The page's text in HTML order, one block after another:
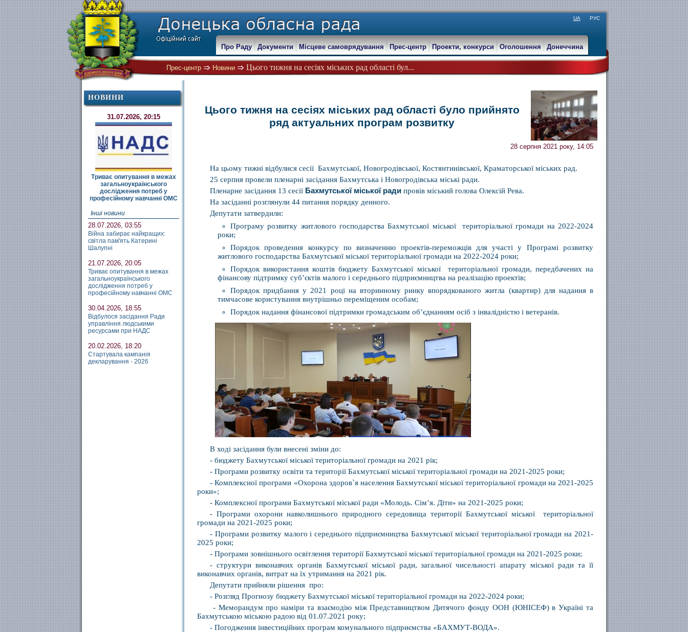
UA РУС
Прес-центр Новини Цього тижня на сесіях міських рад області бул...
Про Раду Документи Місцеве самоврядування Прес-центр Проекти, конкурси Оголошення Донеччина
НОВИНИ
31.07.2026, 20:15
Триває опитування в межах
загальноукраїнського
дослідження потреб у
професійному навчанні ОМС
Інші новини
28.07.2026, 03:55
Війна забирає найкращих:
світла пам'ять Катерині
Шалупні
21.07.2026, 20:05
Триває опитування в межах
загальноукраїнського
дослідження потреб у
професійному навчанні ОМС
30.04.2026, 18:55
Відбулося засідання Ради
управління людськими
ресурсами при НАДС
20.02.2026, 18:20
Стартувала кампанія
декларування - 2026
Цього тижня на сесіях міських рад області було прийнято
ряд актуальних програм розвитку
28 серпня 2021 року, 14:05
На цьому тижні відбулися сесії Бахмутської, Новогродівської, Костянтинівської, Краматорської міських рад.
25 серпня провели пленарні засідання Бахмутська і Новогродівська міські ради.
Пленарне засідання 13 сесії Бахмутської міської ради провів міський голова Олексій Рева.
На засіданні розглянули 44 питання порядку денного.
Депутати затвердили:
Програму розвитку житлового господарства Бахмутської міської територіальної громади на 2022-2024
роки;
Порядок проведення конкурсу по визначенню проектів-переможців для участі у Програмі розвитку
житлового господарства Бахмутської міської територіальної громади на 2022-2024 роки;
Порядок використання коштів бюджету Бахмутської міської територіальної громади, передбачених на
фінансову підтримку суб’єктів малого і середнього підприємництва на реалізацію проектів;
Порядок придбання у 2021 році на вторинному ринку впорядкованого житла (квартир) для надання в
тимчасове користування внутрішньо переміщеним особам;
Порядок надання фінансової підтримки громадським об’єднанням осіб з інвалідністю і ветеранів.
В ході засідання були внесені зміни до:
- бюджету Бахмутської міської територіальної громади на 2021 рік;
- Програми розвитку освіти та території Бахмутської міської територіальної громади на 2021-2025 роки;
- Комплексної програми «Охорона здоров`я населення Бахмутської міської територіальної громади на 2021-2025
роки»;
- Комплексної програми Бахмутської міської ради «Молодь. Сім’я. Діти» на 2021-2025 роки;
- Програми охорони навколишнього природного середовища території Бахмутської міської територіальної
громади на 2021-2025 роки;
- Програми розвитку малого і середнього підприємництва Бахмутської міської територіальної громади на 2021-
2025 роки;
- Програми зовнішнього освітлення території Бахмутської міської територіальної громади на 2021-2025 роки;
- структури виконавчих органів Бахмутської міської ради, загальної чисельності апарату міської ради та її
виконавчих органів, витрат на їх утримання на 2021 рік.
Депутати прийняли рішення про:
- Розгляд Прогнозу бюджету Бахмутської міської територіальної громади на 2022-2024 роки;
- Меморандум про наміри та взаємодію між Представництвом Дитячого фонду ООН (ЮНІСЕФ) в Україні та
Бахмутською міською радою від 01.07.2021 року;
- Погодження інвестиційних програм комунального підприємства «БАХМУТ-ВОДА».